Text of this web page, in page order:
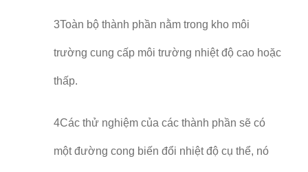
3Toàn bộ thành phần nằm trong kho môi
trường cung cấp môi trường nhiệt độ cao hoặc
thấp.
4Các thử nghiệm của các thành phần sẽ có
một đường cong biến đổi nhiệt độ cụ thể, nó